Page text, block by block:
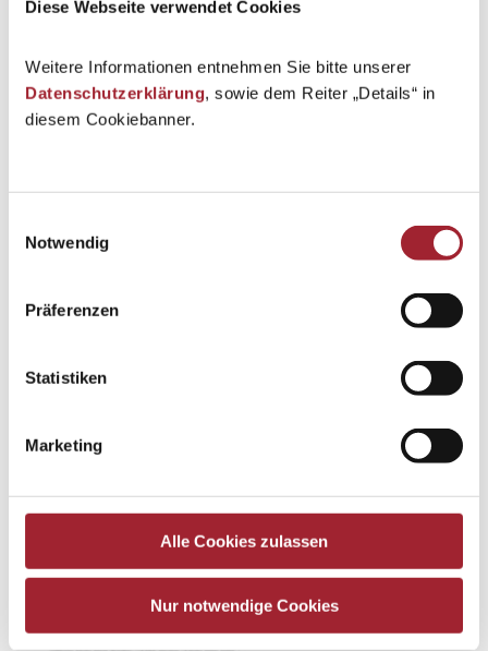
Diese Webseite verwendet Cookies
Weitere Informationen entnehmen Sie bitte unserer
Datenschutzerklärung, sowie dem Reiter „Details“ in
diesem Cookiebanner.
Notwendig
Präferenzen
Statistiken
Marketing
Alle Cookies zulassen
Nur notwendige Cookies